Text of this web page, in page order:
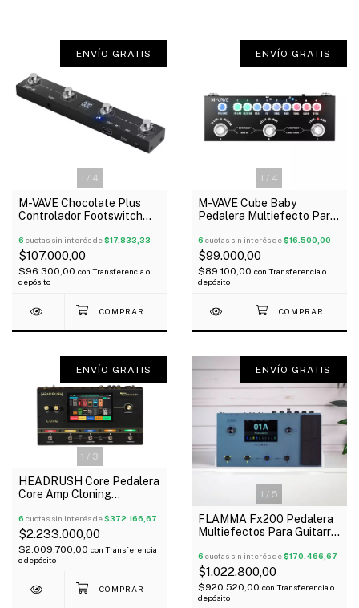
1 / 4
ENVÍO GRATIS
M-VAVE Chocolate Plus
Controlador Footswitch
6 cuotas sin interés de$17.833,33
$107.000,00
$96.300,00 con Transferencia o
depósito
1 / 4
ENVÍO GRATIS
M-VAVE Cube Baby
Pedalera Multiefecto Para
Amps Irs
6 cuotas sin interés de$16.500,00
$99.000,00
$89.100,00 con Transferencia o
depósito
1 / 3
ENVÍO GRATIS
HEADRUSH Core Pedalera
Core Amp Cloning
6 cuotas sin interés de$372.166,67
$2.233.000,00
$2.009.700,00 con Transferencia
o depósito
1 / 5
ENVÍO GRATIS
FLAMMA Fx200 Pedalera
Multiefectos Para Guitarra
6 cuotas sin interés de$170.466,67
$1.022.800,00
$920.520,00 con Transferencia o
depósito